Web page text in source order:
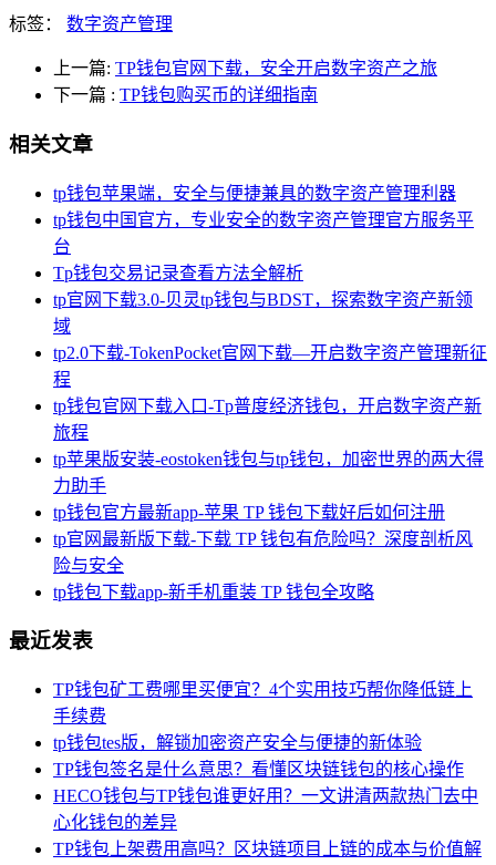
标签： 数字资产管理
上一篇: TP钱包官网下载，安全开启数字资产之旅
下一篇 : TP钱包购买币的详细指南
相关文章
tp钱包苹果端，安全与便捷兼具的数字资产管理利器
tp钱包中国官方，专业安全的数字资产管理官方服务平
台
Tp钱包交易记录查看方法全解析
tp官网下载3.0-贝灵tp钱包与BDST，探索数字资产新领
域
tp2.0下载-TokenPocket官网下载—开启数字资产管理新征
程
tp钱包官网下载入口-Tp普度经济钱包，开启数字资产新
旅程
tp苹果版安装-eostoken钱包与tp钱包，加密世界的两大得
力助手
tp钱包官方最新app-苹果 TP 钱包下载好后如何注册
tp官网最新版下载-下载 TP 钱包有危险吗？深度剖析风
险与安全
tp钱包下载app-新手机重装 TP 钱包全攻略
最近发表
TP钱包矿工费哪里买便宜？4个实用技巧帮你降低链上
手续费
tp钱包tes版，解锁加密资产安全与便捷的新体验
TP钱包签名是什么意思？看懂区块链钱包的核心操作
HECO钱包与TP钱包谁更好用？一文讲清两款热门去中
心化钱包的差异
TP钱包上架费用高吗？区块链项目上链的成本与价值解